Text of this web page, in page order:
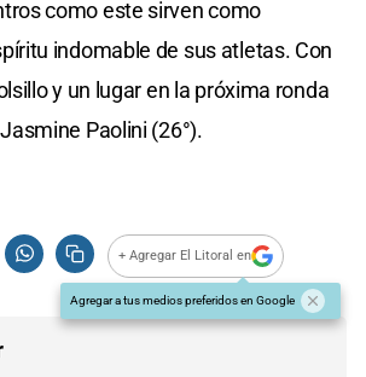
como este sirven como
indomable de sus atletas. Con
y un lugar en la próxima ronda
Paolini (26°).
+ Agregar El Litoral en
Agregar a tus medios preferidos en Google